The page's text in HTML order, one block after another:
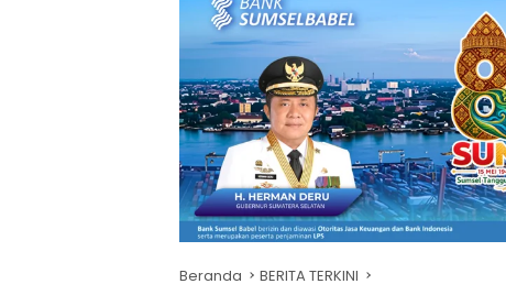
Beranda BERITA TERKINI